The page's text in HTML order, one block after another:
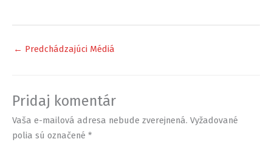
← Predchádzajúci Médiá
Pridaj komentár
Vaša e-mailová adresa nebude zverejnená. Vyžadované
polia sú označené *